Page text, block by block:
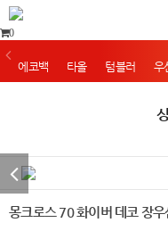
0
에코백 타올 텀블러 우
몽크로스 70 화이버 데코 장우